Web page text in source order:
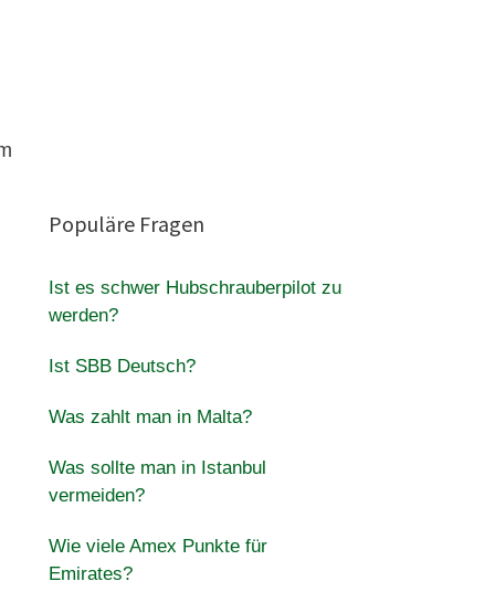
Populäre Fragen
Ist es schwer Hubschrauberpilot zu
werden?
Ist SBB Deutsch?
Was zahlt man in Malta?
Was sollte man in Istanbul
vermeiden?
Wie viele Amex Punkte für
Emirates?